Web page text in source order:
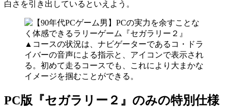
白さを引き出しているといえよう。
▲コースの状況は、ナビゲーターであるコ・ドラ
イバーの音声による指示と、アイコンで表示され
る。初めて走るコースでも、これにより大まかな
イメージを掴むことができる。
PC版『セガラリー２』のみの特別仕様